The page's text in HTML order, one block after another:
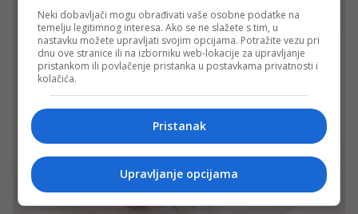
Neki dobavljači mogu obrađivati vaše osobne podatke na
temelju legitimnog interesa. Ako se ne slažete s tim, u
nastavku možete upravljati svojim opcijama. Potražite vezu pri
dnu ove stranice ili na izborniku web-lokacije za upravljanje
pristankom ili povlačenje pristanka u postavkama privatnosti i
kolačića.
Pristanak
Upravljanje opcijama